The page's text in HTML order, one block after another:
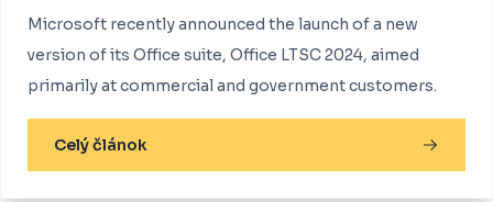
Microsoft recently announced the launch of a new
version of its Office suite, Office LTSC 2024, aimed
primarily at commercial and government customers.
Celý článok